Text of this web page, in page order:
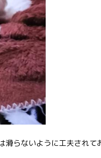
滑らないように工夫されて